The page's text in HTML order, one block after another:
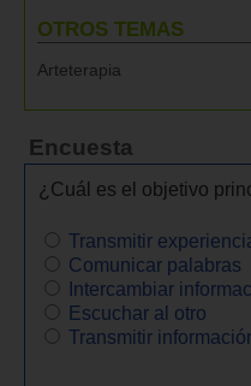
OTROS TEMAS
Arteterapia
Encuesta
¿Cuál es el objetivo
Transmitir
Comunicar palabras
Intercambiar
Escuchar al otro
Transmitir